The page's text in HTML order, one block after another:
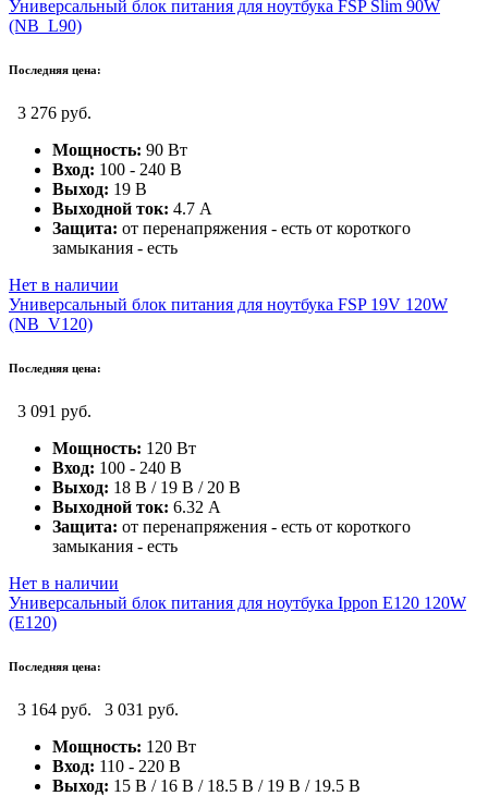
Универсальный блок питания для ноутбука FSP Slim 90W
(NB_L90)
Последняя цена:
3 276 руб.
Мощность: 90 Вт
Вход: 100 - 240 В
Выход: 19 В
Выходной ток: 4.7 А
Защита: от перенапряжения - есть от короткого
замыкания - есть
Нет в наличии
Универсальный блок питания для ноутбука FSP 19V 120W
(NB_V120)
Последняя цена:
3 091 руб.
Мощность: 120 Вт
Вход: 100 - 240 В
Выход: 18 В / 19 В / 20 В
Выходной ток: 6.32 А
Защита: от перенапряжения - есть от короткого
замыкания - есть
Нет в наличии
Универсальный блок питания для ноутбука Ippon E120 120W
(E120)
Последняя цена:
3 164 руб.
3 031 руб.
Мощность: 120 Вт
Вход: 110 - 220 В
Выход: 15 В / 16 В / 18.5 В / 19 В / 19.5 В